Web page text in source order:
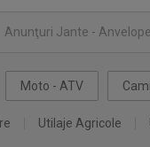
Anunţuri Jante - Anvelope
Moto - ATV
Utilaje Agricole